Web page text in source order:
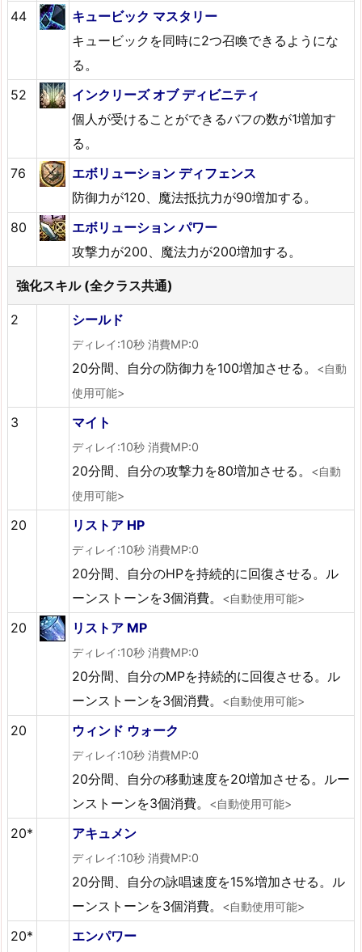
44
キュービック マスタリー
キュービックを同時に2つ召喚できるようにな
る。
52
インクリーズ オブ ディビニティ
個人が受けることができるバフの数が1増加す
る。
76
エボリューション ディフェンス
防御力が120、魔法抵抗力が90増加する。
80
エボリューション パワー
攻撃力が200、魔法力が200増加する。
強化スキル (全クラス共通)
2 シールド
ディレイ:10秒 消費MP:0
20分間、自分の防御力を100増加させる。
<自動
使用可能>
3 マイト
ディレイ:10秒 消費MP:0
20分間、自分の攻撃力を80増加させる。
<自動
使用可能>
20 リストア HP
ディレイ:10秒 消費MP:0
20分間、自分のHPを持続的に回復させる。ル
ーンストーンを3個消費。
<自動使用可能>
20 リストア MP
ディレイ:10秒 消費MP:0
20分間、自分のMPを持続的に回復させる。ル
ーンストーンを3個消費。
<自動使用可能>
20 ウィンド ウォーク
ディレイ:10秒 消費MP:0
20分間、自分の移動速度を20増加させる。ルー
ンストーンを3個消費。
<自動使用可能>
20* アキュメン
ディレイ:10秒 消費MP:0
20分間、自分の詠唱速度を15%増加させる。ル
ーンストーンを3個消費。
<自動使用可能>
20* エンパワー